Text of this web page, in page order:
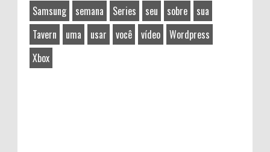
Samsung
semana Series seu sobre
sua
Tavern
uma usar você vídeo
Wordpress
Xbox